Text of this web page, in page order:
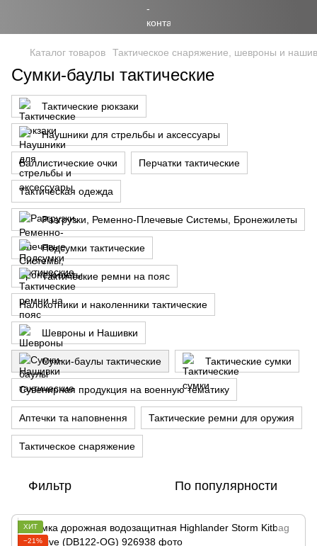
Каталог товаров Тактическое снаряжение, шевроны и
Сумки-баулы тактические
Тактические рюкзаки
Наушники для стрельбы и аксессуары
Баллистические очки Перчатки тактические
Тактическая одежда
Разгрузки, Ременно-Плечевые Системы, Бронежилеты
Подсумки тактические
Тактические ремни на пояс
Налокотники и наколенники тактические
Шевроны и Нашивки
Сумки-баулы тактические Тактические сумки
Сувенирная продукция на военную тематику
Аптечки та наповнення Тактические ремни для оружия
Тактическое снаряжение
Фильтр По популярности
ХИТ
−21%